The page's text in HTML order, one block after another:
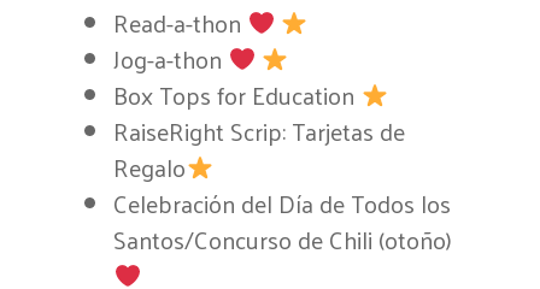
Read-a-thon
Jog-a-thon
Box Tops for Education
RaiseRight Scrip: Tarjetas de
Regalo
Celebración del Día de Todos los
Santos/Concurso de Chili (otoño)